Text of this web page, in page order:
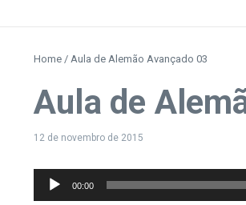
Home / Aula de Alemão Avançado 03
Aula de
12 de novembro de 2015
Tocador
00:00